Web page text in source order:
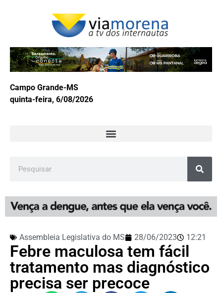
Campo Grande-MS
quinta-feira, 6/08/2026
Assembleia Legislativa do MS 28/06/2023 12:21
Febre maculosa tem fácil
tratamento mas diagnóstico
precisa ser precoce